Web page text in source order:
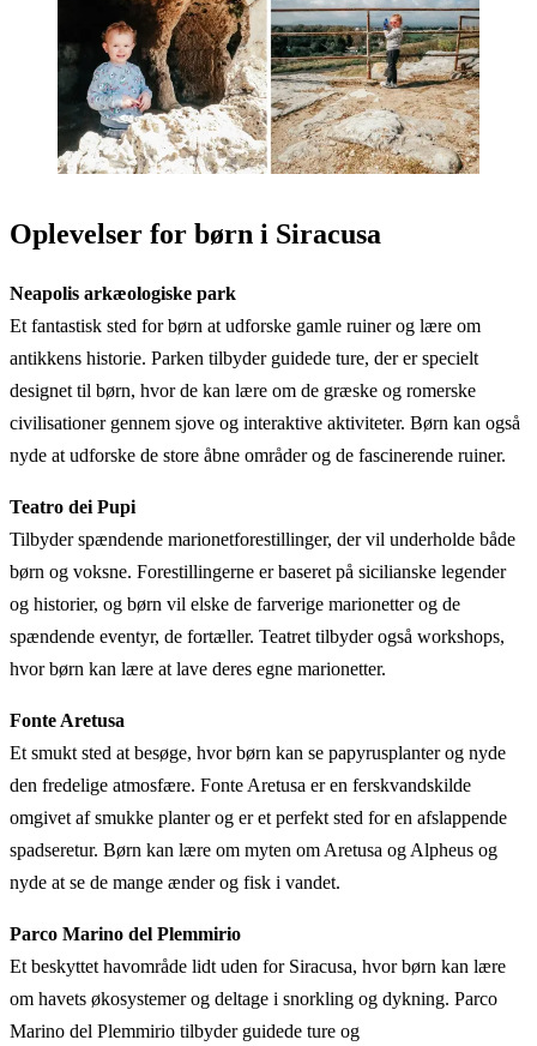
Oplevelser for børn i Siracusa
Neapolis arkæologiske park
Et fantastisk sted for børn at udforske gamle ruiner og lære om
antikkens historie. Parken tilbyder guidede ture, der er specielt
designet til børn, hvor de kan lære om de græske og romerske
civilisationer gennem sjove og interaktive aktiviteter. Børn kan også
nyde at udforske de store åbne områder og de fascinerende ruiner.
Teatro dei Pupi
Tilbyder spændende marionetforestillinger, der vil underholde både
børn og voksne. Forestillingerne er baseret på sicilianske legender
og historier, og børn vil elske de farverige marionetter og de
spændende eventyr, de fortæller. Teatret tilbyder også workshops,
hvor børn kan lære at lave deres egne marionetter.
Fonte Aretusa
Et smukt sted at besøge, hvor børn kan se papyrusplanter og nyde
den fredelige atmosfære. Fonte Aretusa er en ferskvandskilde
omgivet af smukke planter og er et perfekt sted for en afslappende
spadseretur. Børn kan lære om myten om Aretusa og Alpheus og
nyde at se de mange ænder og fisk i vandet.
Parco Marino del Plemmirio
Et beskyttet havområde lidt uden for Siracusa, hvor børn kan lære
om havets økosystemer og deltage i snorkling og dykning. Parco
Marino del Plemmirio tilbyder guidede ture og